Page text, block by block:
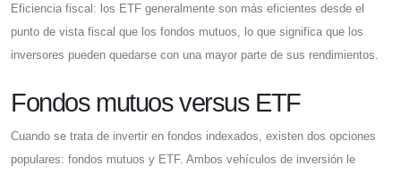
Eficiencia fiscal: los ETF generalmente son más eficientes desde el
punto de vista fiscal que los fondos mutuos, lo que significa que los
inversores pueden quedarse con una mayor parte de sus rendimientos.
Fondos mutuos versus ETF
Cuando se trata de invertir en fondos indexados, existen dos opciones
populares: fondos mutuos y ETF. Ambos vehículos de inversión le